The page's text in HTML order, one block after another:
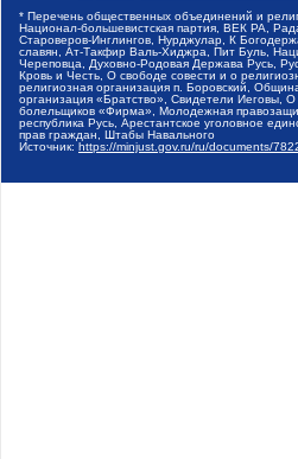
* Перечень общественных объединений и
Национал-большевистская партия, ВЕК РА,
Староверов-Инглингов, Нурджулар, К
славян, Ат-Такфир Валь-Хиджра, Пит Буль,
Череповца, Духовно-Родовая Держава Русь,
Кровь и Честь, О свободе совести и о
религиозная организация п. Боровский,
организация «Братство», Свидетели Иеговы,
болельщиков «Фирма», Молодежная
республика Русь, Арестантское уголовное
прав граждан, Штабы Навального
Источник: https://minjust.gov.ru/ru/documents/